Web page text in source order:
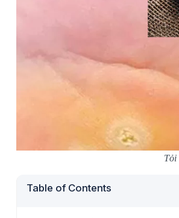
Tỏi
Table of Contents